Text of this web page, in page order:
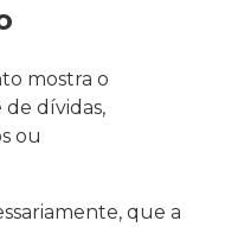
mostra o
dívidas,
ou
que a